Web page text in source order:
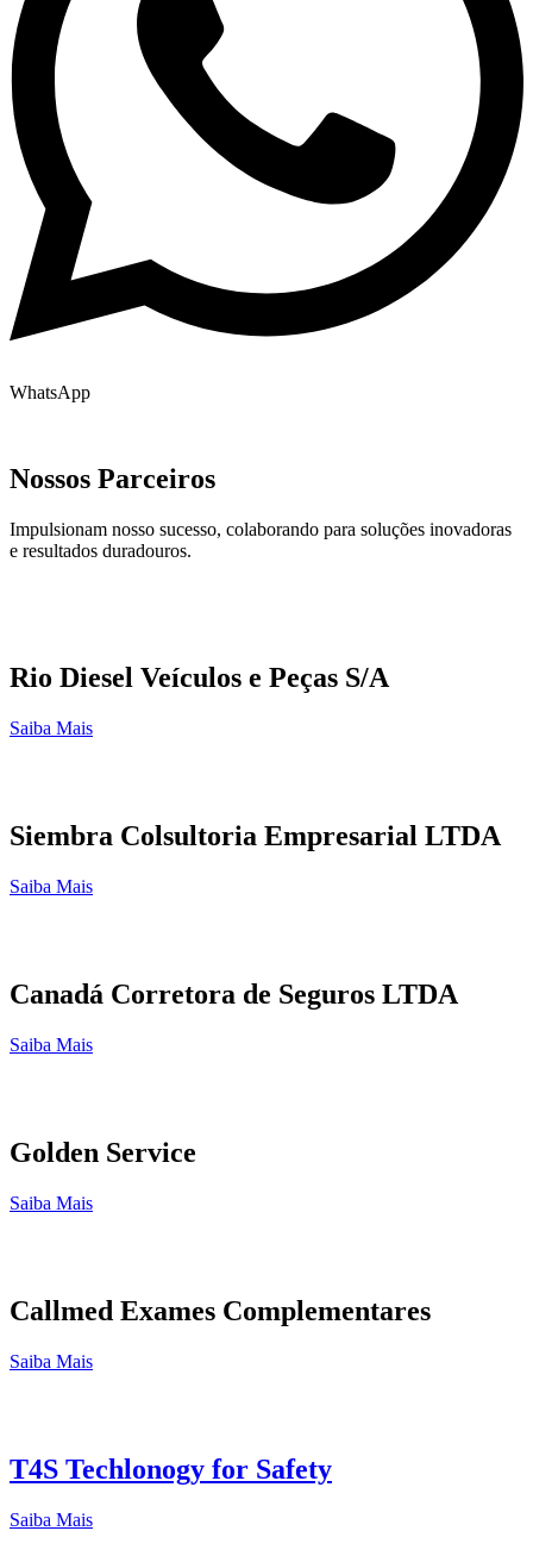
WhatsApp
Nossos Parceiros
Impulsionam nosso sucesso, colaborando para soluções inovadoras
e resultados duradouros.
Rio Diesel Veículos e Peças S/A
Saiba Mais
Siembra Colsultoria Empresarial LTDA
Saiba Mais
Canadá Corretora de Seguros LTDA
Saiba Mais
Golden Service
Saiba Mais
Callmed Exames Complementares
Saiba Mais
T4S Techlonogy for Safety
Saiba Mais